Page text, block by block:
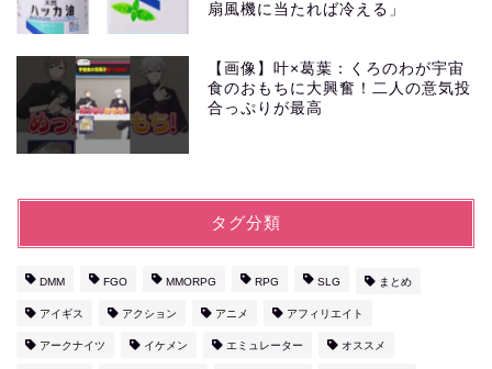
扇風機に当たれば冷える」
【画像】叶×葛葉：くろのわが宇宙
食のおもちに大興奮！二人の意気投
合っぷりが最高
タグ分類
DMM FGO MMORPG RPG SLG まとめ
アイギス アクション アニメ アフィリエイト
アークナイツ イケメン エミュレーター オススメ